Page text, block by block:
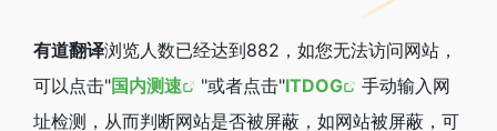
有道翻译浏览人数已经达到882，如您无法访问网站，
可以点击"国内测速 "或者点击"ITDOG
手动输入网
址检测，从而判断网站是否被屏蔽，如网站被屏蔽，可